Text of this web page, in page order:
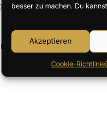
besser zu machen. Du
Akzeptieren
Cookie-Richtlinie